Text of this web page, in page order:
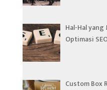
Hal-Hal
Optimasi
Custom Box